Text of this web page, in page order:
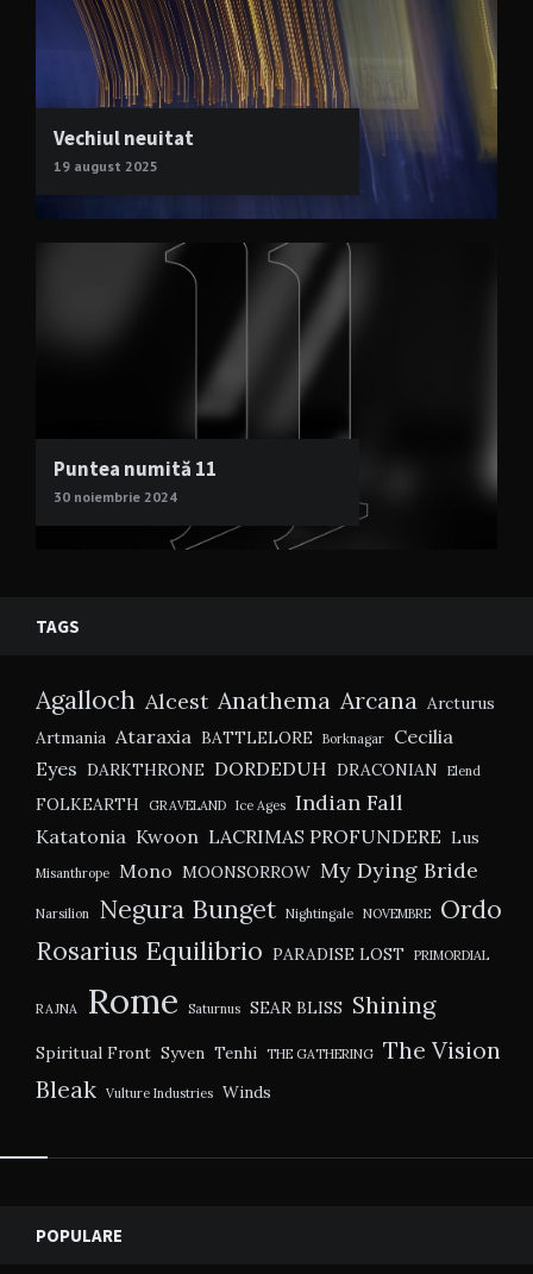
Vechiul neuitat
19 august 2025
Puntea numită 11
30 noiembrie 2024
TAGS
Agalloch Alcest Anathema Arcana Arcturus
Artmania Ataraxia BATTLELORE Borknagar
Cecilia
Eyes DARKTHRONE DORDEDUH DRACONIAN Elend
FOLKEARTH GRAVELAND Ice Ages Indian Fall
Katatonia Kwoon LACRIMAS PROFUNDERE Lus
Misanthrope Mono MOONSORROW My Dying Bride
Narsilion Negura Bunget Nightingale NOVEMBRE
Ordo
Rosarius Equilibrio PARADISE LOST PRIMORDIAL
RAJNA Rome Saturnus SEAR BLISS Shining
Spiritual Front Syven Tenhi THE GATHERING The Vision
Bleak Vulture Industries Winds
Widgets
POPULARE